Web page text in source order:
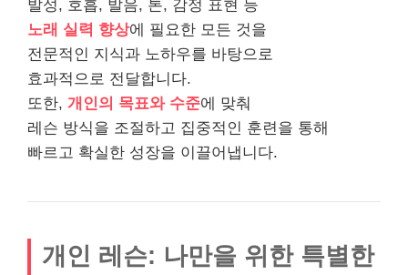
발성, 호흡, 발음, 톤, 감정 표현 등
노래 실력 향상에 필요한 모든 것을
전문적인 지식과 노하우를 바탕으로
효과적으로 전달합니다.
또한, 개인의 목표와 수준에 맞춰
레슨 방식을 조절하고 집중적인 훈련을 통해
빠르고 확실한 성장을 이끌어냅니다.
개인 레슨: 나만을 위한 특별한